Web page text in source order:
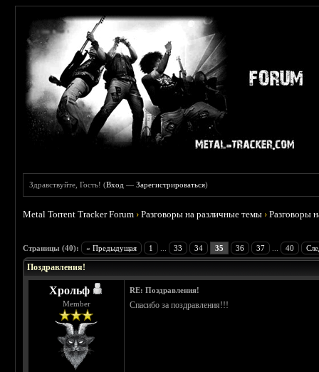
Здравствуйте, Гость! (Вход —Зарегистрироваться)
Metal Torrent Tracker Forum ›Разговоры на различные темы ›Разговоры
Страницы (40): « Предыдущая 1 33 34 35 36 37 40
Поздравления!
Хрольф
Member
RE: Поздравления!
Спасибо за поздравления!!!